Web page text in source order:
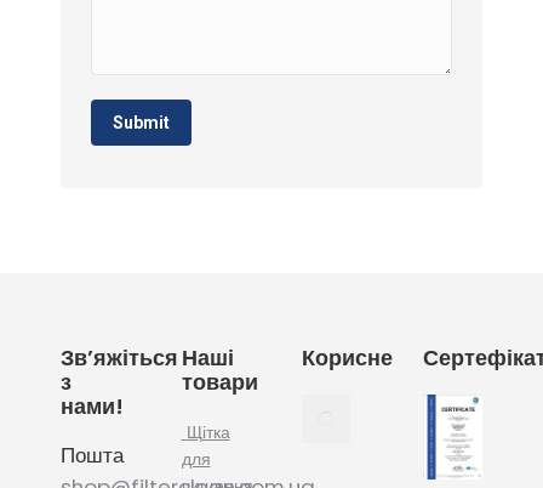
Submit
Зв’яжіться
з
нами!
Пошта
Наші
товари
Щітка
для
Корисне
вибрати